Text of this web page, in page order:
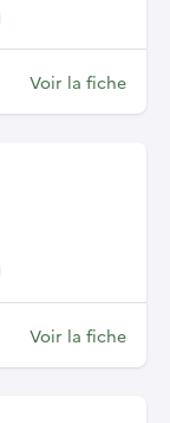
Voir la fiche
Voir la fiche